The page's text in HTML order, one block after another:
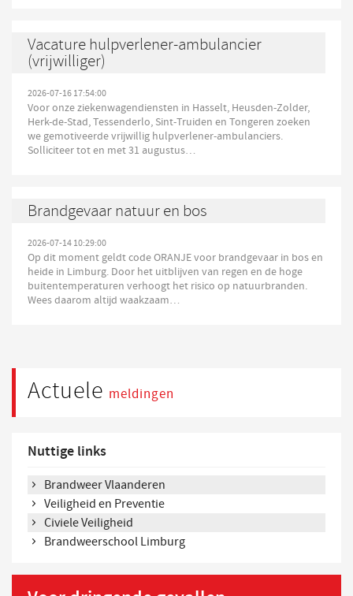
Vacature hulpverlener-ambulancier
(vrijwilliger)
2026-07-16 17:54:00
Voor onze ziekenwagendiensten in Hasselt, Heusden-Zolder,
Herk-de-Stad, Tessenderlo, Sint-Truiden en Tongeren zoeken
we gemotiveerde vrijwillig hulpverlener-ambulanciers.
Solliciteer tot en met 31 augustus…
Brandgevaar natuur en bos
2026-07-14 10:29:00
Op dit moment geldt code ORANJE voor brandgevaar in bos en
heide in Limburg. Door het uitblijven van regen en de hoge
buitentemperaturen verhoogt het risico op natuurbranden.
Wees daarom altijd waakzaam…
Actuele meldingen
Nuttige links
Brandweer Vlaanderen
Veiligheid en Preventie
Civiele Veiligheid
Brandweerschool Limburg